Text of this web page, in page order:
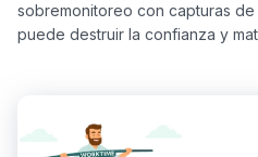
sobremonitoreo con capturas